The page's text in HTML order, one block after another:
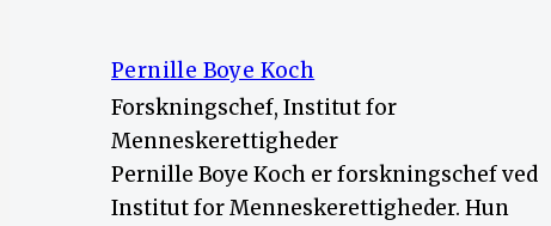
Pernille Boye Koch
Forskningschef, Institut for
Menneskerettigheder
Pernille Boye Koch er forskningschef ved
Institut for Menneskerettigheder. Hun